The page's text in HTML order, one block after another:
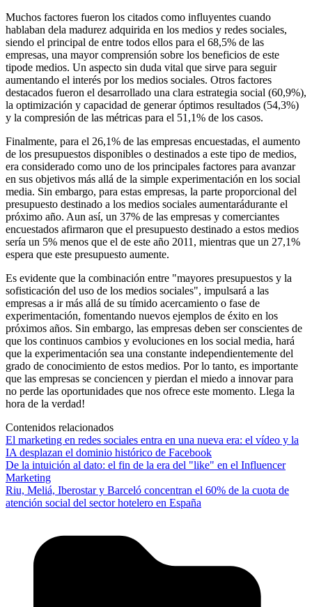
Muchos factores fueron los citados como influyentes cuando
hablaban dela madurez adquirida en los medios y redes sociales,
siendo el principal de entre todos ellos para el 68,5% de las
empresas, una mayor comprensión sobre los beneficios de este
tipode medios. Un aspecto sin duda vital que sirve para seguir
aumentando el interés por los medios sociales. Otros factores
destacados fueron el desarrollado una clara estrategia social (60,9%),
la optimización y capacidad de generar óptimos resultados (54,3%)
y la compresión de las métricas para el 51,1% de los casos.
Finalmente, para el 26,1% de las empresas encuestadas, el aumento
de los presupuestos disponibles o destinados a este tipo de medios,
era considerado como uno de los principales factores para avanzar
en sus objetivos más allá de la simple experimentación en los social
media. Sin embargo, para estas empresas, la parte proporcional del
presupuesto destinado a los medios sociales aumentarádurante el
próximo año. Aun así, un 37% de las empresas y comerciantes
encuestados afirmaron que el presupuesto destinado a estos medios
sería un 5% menos que el de este año 2011, mientras que un 27,1%
espera que este presupuesto aumente.
Es evidente que la combinación entre "mayores presupuestos y la
sofisticación del uso de los medios sociales", impulsará a las
empresas a ir más allá de su tímido acercamiento o fase de
experimentación, fomentando nuevos ejemplos de éxito en los
próximos años. Sin embargo, las empresas deben ser conscientes de
que los continuos cambios y evoluciones en los social media, hará
que la experimentación sea una constante independientemente del
grado de conocimiento de estos medios. Por lo tanto, es importante
que las empresas se conciencen y pierdan el miedo a innovar para
no perde las oportunidades que nos ofrece este momento. Llega la
hora de la verdad!
Contenidos relacionados
El marketing en redes sociales entra en una nueva era: el vídeo y la
IA desplazan el dominio histórico de Facebook
De la intuición al dato: el fin de la era del "like" en el Influencer
Marketing
Riu, Meliá, Iberostar y Barceló concentran el 60% de la cuota de
atención social del sector hotelero en España